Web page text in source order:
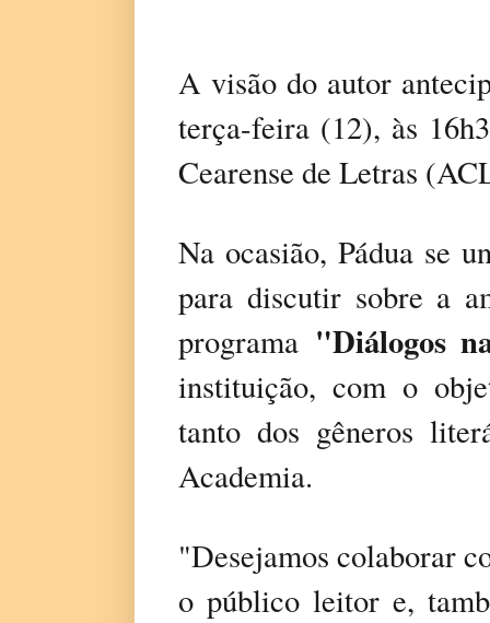
A visão do autor
terça-feira (12), às
Cearense de Letras
Na ocasião, Pádua se
para discutir sobre a
programa "Diálogos
instituição, com o
tanto dos gêneros
Academia.
"Desejamos colaborar
o público leitor e,